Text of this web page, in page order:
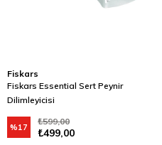
Fiskars
Fiskars Essential Sert Peynir
Dilimleyicisi
₺499,00
₺599,00
%17